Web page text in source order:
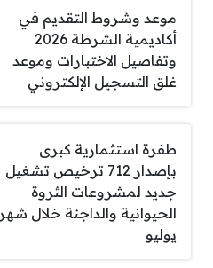
موعد وشروط التقديم في
أكاديمية الشرطة 2026
وتفاصيل الاختبارات وموعد
غلق التسجيل الإلكتروني
طفرة استثمارية كبرى
بإصدار 712 ترخيص تشغيل
جديد لمشروعات الثروة
الحيوانية والداجنة خلال شهر
يوليو